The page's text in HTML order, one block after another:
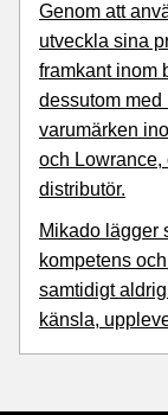
Genom att
utveckla sina
framkant inom
dessutom
varumärken
och Lowrance,
distributör.
Mikado lägger
kompetens
samtidigt
känsla,